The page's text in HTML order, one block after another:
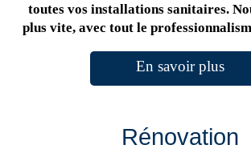
toutes vos installations sanitaires.
plus vite, avec tout le
En savoir plus
Rénovation